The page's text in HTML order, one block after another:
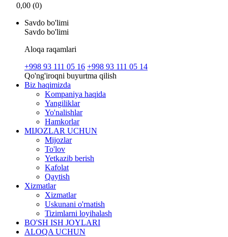
0,00 (0)
Savdo bo'limi
Savdo bo'limi
Aloqa raqamlari
+998 93 111 05 16 +998 93 111 05 14
Qo'ng'iroqni buyurtma qilish
Biz haqimizda
Kompaniya haqida
Yangiliklar
Yo'nalishlar
Hamkorlar
MIJOZLAR UCHUN
Mijozlar
To'lov
Yetkazib berish
Kafolat
Qaytish
Xizmatlar
Xizmatlar
Uskunani o'rnatish
Tizimlarni loyihalash
BO'SH ISH JOYLARI
ALOQA UCHUN